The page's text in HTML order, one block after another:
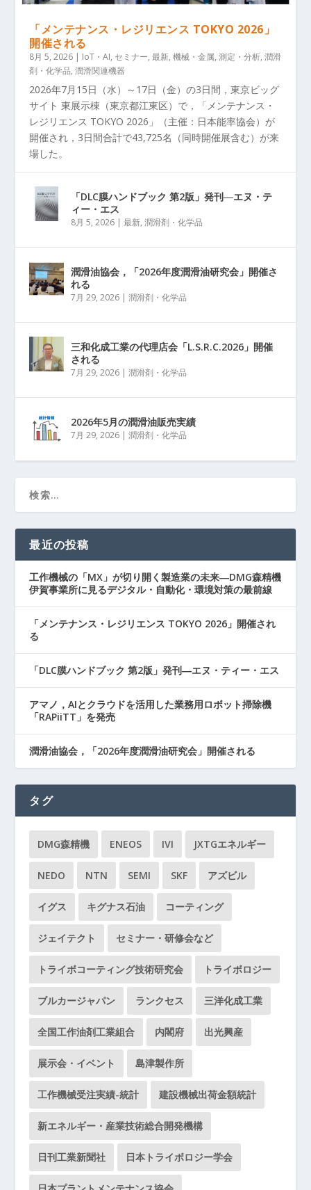
「メンテナンス・レジリエンス TOKYO 2026」
開催される
8月 5, 2026 | IoT・AI, セミナー,最新,機械・金属,測定・分析,潤滑
剤・化学品,潤滑関連機器
2026年7月15日（水）～17日（金）の3日間，東京ビッグ
サイト 東展示棟（東京都江東区）で，「メンテナンス・
レジリエンス TOKYO 2026」（主催：日本能率協会）が
開催され，3日間合計で43,725名（同時開催展含む）が来
場した。
「DLC膜ハンドブック 第2版」発刊―エヌ・テ
ィー・エス
8月 5, 2026 |最新,潤滑剤・化学品
潤滑油協会，「2026年度潤滑油研究会」開催さ
れる
7月 29, 2026 |潤滑剤・化学品
三和化成工業の代理店会「L.S.R.C.2026」開催
される
7月 29, 2026 |潤滑剤・化学品
2026年5月の潤滑油販売実績
7月 29, 2026 |潤滑剤・化学品
最近の投稿
工作機械の「MX」が切り開く製造業の未来―DMG森精機
伊賀事業所に見るデジタル・自動化・環境対策の最前線
「メンテナンス・レジリエンス TOKYO 2026」開催され
る
「DLC膜ハンドブック 第2版」発刊―エヌ・ティー・エス
アマノ，AIとクラウドを活用した業務用ロボット掃除機
「RAPiiTT」を発売
潤滑油協会，「2026年度潤滑油研究会」開催される
タグ
DMG森精機 ENEOS IVI JXTGエネルギー
NEDO NTN SEMI SKF アズビル
イグス キグナス石油 コーティング
ジェイテクト セミナー・研修会など
トライボコーティング技術研究会 トライボロジー
ブルカージャパン ランクセス 三洋化成工業
全国工作油剤工業組合 内閣府 出光興産
展示会・イベント 島津製作所
工作機械受注実績-統計 建設機械出荷金額統計
新エネルギー・産業技術総合開発機構
日刊工業新聞社 日本トライボロジー学会